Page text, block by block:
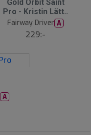
Gold Orbit Saint
Pro - Kristin Lätt..
Fairway Driver A
229:-
A